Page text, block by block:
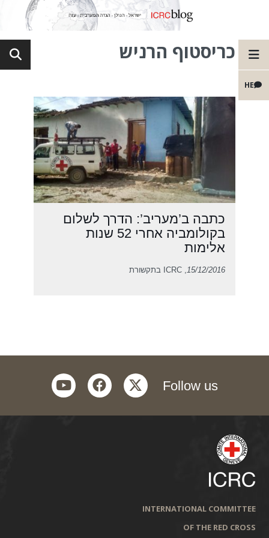
HE
כריסטוף הרניש
כתבה ב’מעריב’: הדרך לשלום
בקולומביה אחרי 52 שנות
אלימות
15/12/2016, ICRC בתקשורת
Follow us
twitter
facebook
youtube
INTERNATIONAL COMMITTEE
OF THE RED CROSS